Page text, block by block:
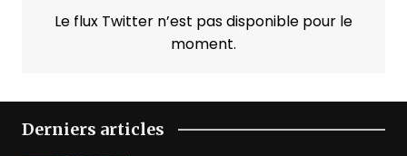
Le flux Twitter n’est pas disponible pour le
moment.
Derniers articles